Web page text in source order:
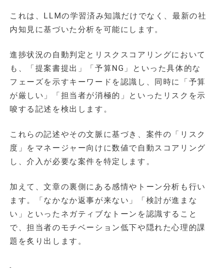
これは、LLMの学習済み知識だけでなく、最新の社
内知見に基づいた分析を可能にします。
進捗状況の自動判定とリスクスコアリングにおいて
も、「提案書提出」「予算NG」といった具体的な
フェーズを示すキーワードを認識し、同時に「予算
が厳しい」「担当者が消極的」といったリスクを示
唆する記述を検出します。
これらの記述やその文脈に基づき、案件の「リスク
度」をマネージャー向けに数値で自動スコアリング
し、介入が必要な案件を特定します。
加えて、文章の裏側にある感情やトーン分析も行い
ます。「なかなか返事が来ない」「検討が進まな
い」といったネガティブなトーンを認識すること
で、担当者のモチベーション低下や隠れた心理的課
題を炙り出します。